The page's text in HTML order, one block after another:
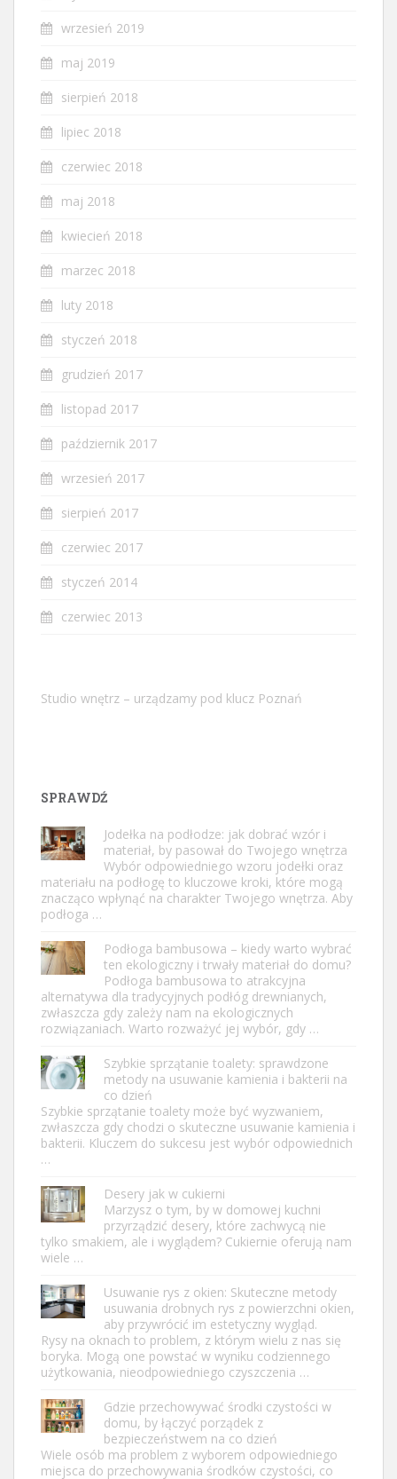
wrzesień 2019
maj 2019
sierpień 2018
lipiec 2018
czerwiec 2018
maj 2018
kwiecień 2018
marzec 2018
luty 2018
styczeń 2018
grudzień 2017
listopad 2017
październik 2017
wrzesień 2017
sierpień 2017
czerwiec 2017
styczeń 2014
czerwiec 2013
Studio wnętrz – urządzamy pod klucz Poznań
SPRAWDŹ
Jodełka na podłodze: jak dobrać wzór i
materiał, by pasował do Twojego wnętrza
Wybór odpowiedniego wzoru jodełki oraz
materiału na podłogę to kluczowe kroki, które mogą
znacząco wpłynąć na charakter Twojego wnętrza. Aby
podłoga …
Podłoga bambusowa – kiedy warto wybrać
ten ekologiczny i trwały materiał do domu?
Podłoga bambusowa to atrakcyjna
alternatywa dla tradycyjnych podłóg drewnianych,
zwłaszcza gdy zależy nam na ekologicznych
rozwiązaniach. Warto rozważyć jej wybór, gdy …
Szybkie sprzątanie toalety: sprawdzone
metody na usuwanie kamienia i bakterii na
co dzień
Szybkie sprzątanie toalety może być wyzwaniem,
zwłaszcza gdy chodzi o skuteczne usuwanie kamienia i
bakterii. Kluczem do sukcesu jest wybór odpowiednich
…
Desery jak w cukierni
Marzysz o tym, by w domowej kuchni
przyrządzić desery, które zachwycą nie
tylko smakiem, ale i wyglądem? Cukiernie oferują nam
wiele …
Usuwanie rys z okien: Skuteczne metody
usuwania drobnych rys z powierzchni okien,
aby przywrócić im estetyczny wygląd.
Rysy na oknach to problem, z którym wielu z nas się
boryka. Mogą one powstać w wyniku codziennego
użytkowania, nieodpowiedniego czyszczenia …
Gdzie przechowywać środki czystości w
domu, by łączyć porządek z
bezpieczeństwem na co dzień
Wiele osób ma problem z wyborem odpowiedniego
miejsca do przechowywania środków czystości, co